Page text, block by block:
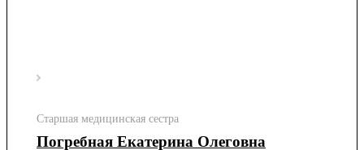
Старшая медицинская сестра
Погребная Екатерина Олеговна